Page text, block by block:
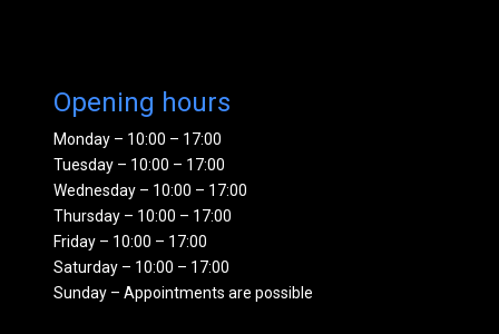
Opening hours
Monday – 10:00 – 17:00
Tuesday – 10:00 – 17:00
Wednesday – 10:00 – 17:00
Thursday – 10:00 – 17:00
Friday – 10:00 – 17:00
Saturday – 10:00 – 17:00
Sunday – Appointments are possible